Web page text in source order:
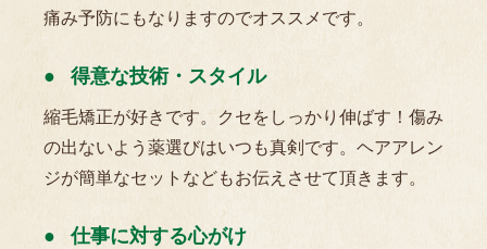
痛み予防にもなりますのでオススメです。
得意な技術・スタイル
縮毛矯正が好きです。クセをしっかり伸ばす！傷み
の出ないよう薬選びはいつも真剣です。ヘアアレン
ジが簡単なセットなどもお伝えさせて頂きます。
仕事に対する心がけ